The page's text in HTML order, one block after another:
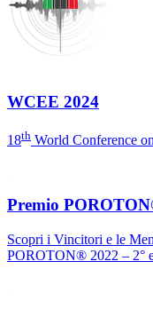
WCEE 2024
18th World Conference
Premio
Scopri i Vincitori e le
POROTON® 2022 – 2°